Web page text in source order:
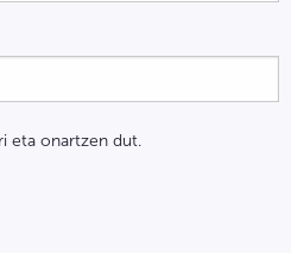
eta onartzen dut.